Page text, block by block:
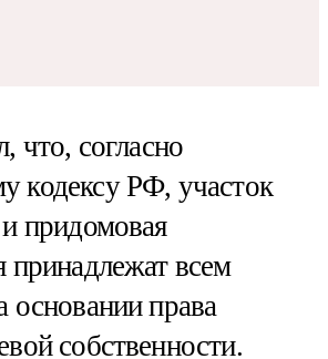
что, согласно
кодексу РФ, участок
придомовая
принадлежат всем
основании права
собственности.